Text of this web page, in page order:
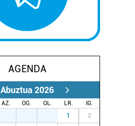
AGENDA
Abuztua 2026
AZ. OG. OL. LR.
IG.
1 2